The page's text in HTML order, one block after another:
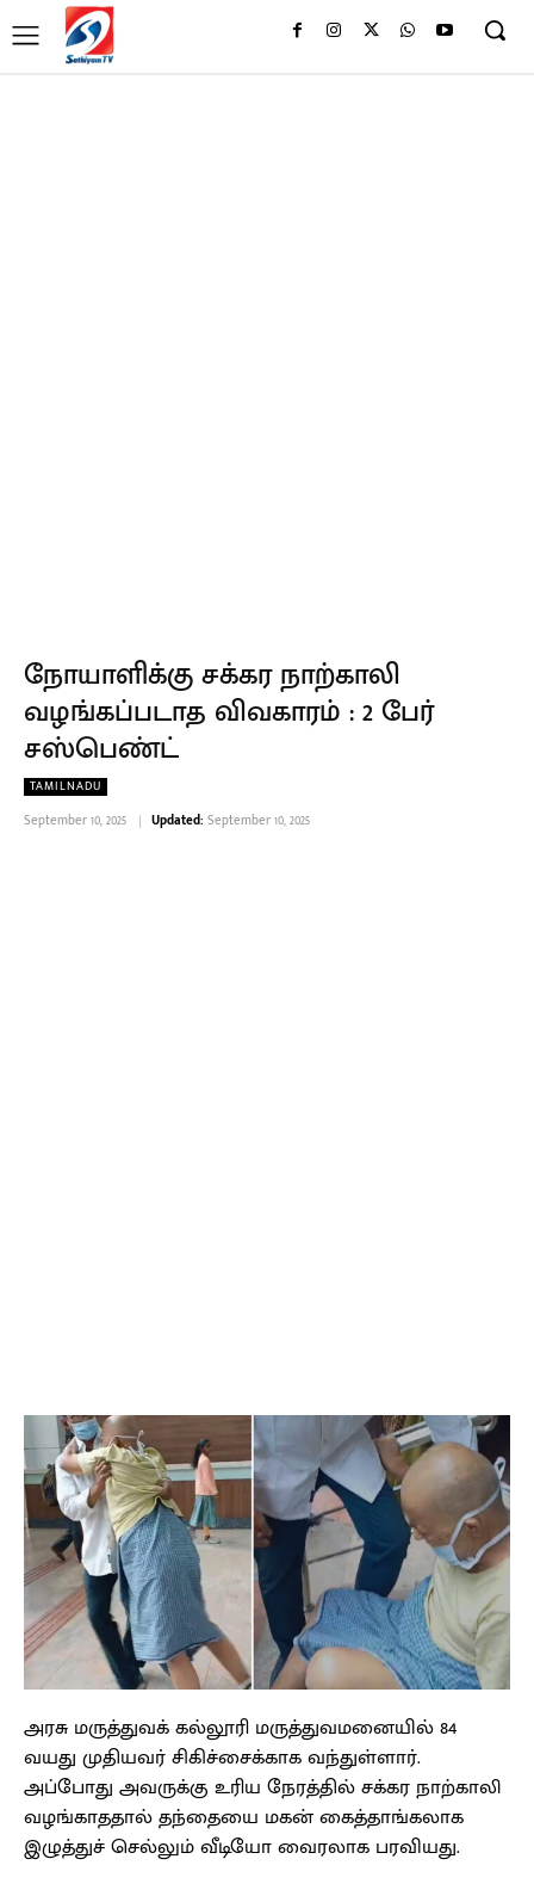
நோயாளிக்கு சக்கர நாற்காலி
வழங்கப்படாத விவகாரம் : 2 பேர்
சஸ்பெண்ட்
TAMILNADU
September 10, 2025 Updated: September 10, 2025
அரசு மருத்துவக் கல்லூரி மருத்துவமனையில் 84
வயது முதியவர் சிகிச்சைக்காக வந்துள்ளார்.
அப்போது அவருக்கு உரிய நேரத்தில் சக்கர நாற்காலி
வழங்காததால் தந்தையை மகன் கைத்தாங்கலாக
இழுத்துச் செல்லும் வீடியோ வைரலாக பரவியது.